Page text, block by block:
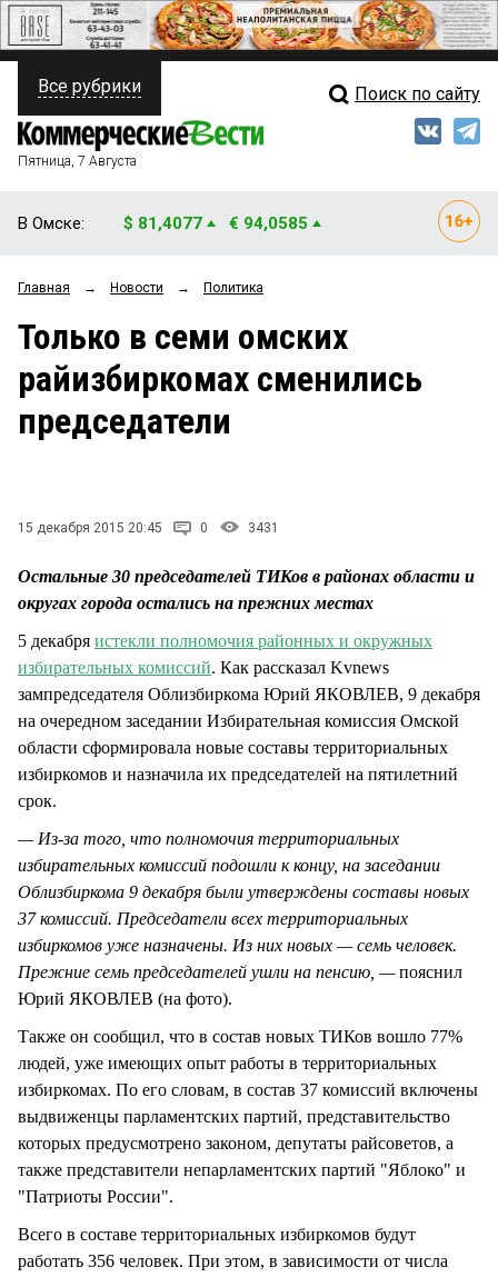
ПОЛИТИКА
ФИНАНСЫ
ОБЩЕСТВО
ЗАКОН
НОВОСТИ КОМПАНИЙ
Свежий выпуск
Рейтинги
Блоги
Все рубрики Поиск по сайту
Пятница, 7 Августа
В Омске: $ 81,4077 € 94,0585
Главная → Новости → Политика
Только в семи омских
райизбиркомах сменились
председатели
15 декабря 2015 20:45 0 3431
Остальные 30 председателей ТИКов в районах области и
округах города остались на прежних местах
5 декабря истекли полномочия районных и окружных
избирательных комиссий. Как рассказал Kvnews
зампредседателя Облизбиркома Юрий ЯКОВЛЕВ, 9 декабря
на очередном заседании Избирательная комиссия Омской
области сформировала новые составы территориальных
избиркомов и назначила их председателей на пятилетний
срок.
— Из-за того, что полномочия территориальных
избирательных комиссий подошли к концу, на заседании
Облизбиркома 9 декабря были утверждены составы новых
37 комиссий. Председатели всех территориальных
избиркомов уже назначены. Из них новых — семь человек.
Прежние семь председателей ушли на пенсию, —пояснил
Юрий ЯКОВЛЕВ (на фото).
Также он сообщил, что в состав новых ТИКов вошло 77%
людей, уже имеющих опыт работы в территориальных
избиркомах. По его словам, в состав 37 комиссий включены
выдвиженцы парламентских партий, представительство
которых предусмотрено законом, депутаты райсоветов, а
также представители непарламентских партий "Яблоко" и
"Патриоты России".
Всего в составе территориальных избиркомов будут
работать 356 человек. При этом, в зависимости от числа